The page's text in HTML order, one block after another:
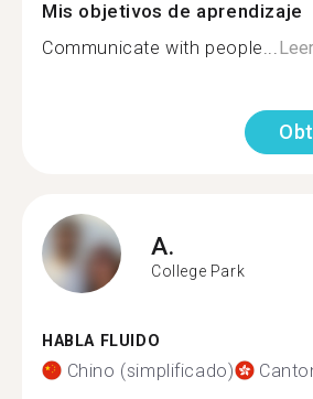
Mis objetivos de aprendizaje
Communicate with people...
A.
College Park
HABLA FLUIDO
Chino (simplificado)